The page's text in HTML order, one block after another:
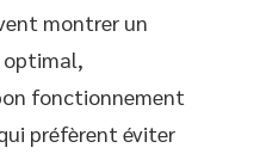
montrer un
fonctionnement
préfèrent éviter